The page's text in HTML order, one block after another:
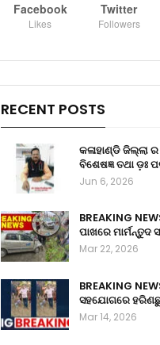
Facebook
Likes
Twitter
Followers
RECENT POSTS
କଳାହାଣ୍ଡି ଜିଲ୍ଲା
ବିଶେଷଜ୍ଞ ତଥା ଡ଼ଃ
Jun 6, 2026
BREAKING
ପାଖରେ ମାର୍ମନ୍ତୁଦ
Mar 22, 2026
BREAKING
ସହଯୋଗରେ
Mar 14, 2026